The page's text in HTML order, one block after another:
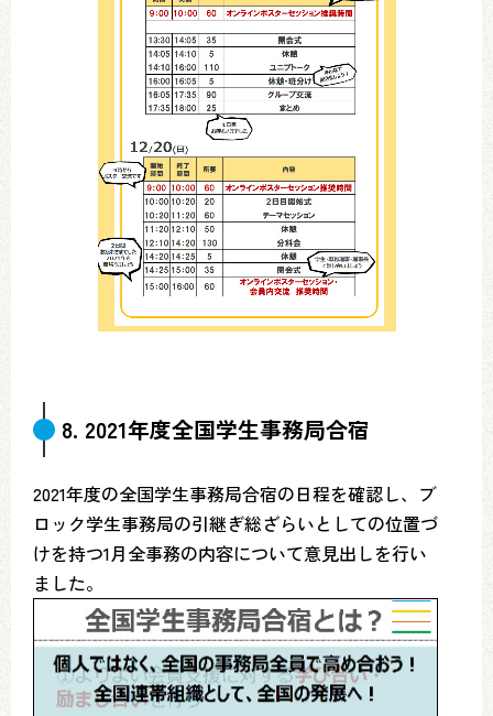
8. 2021年度全国学生事務局合宿
2021年度の全国学生事務局合宿の日程を確認し、ブ
ロック学生事務局の引継ぎ総ざらいとしての位置づ
けを持つ1月全事務の内容について意見出しを行い
ました。